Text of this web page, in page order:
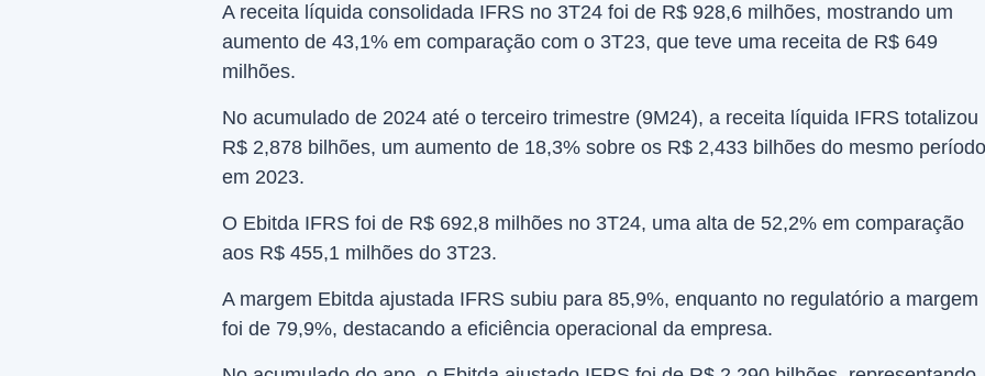
A receita líquida consolidada IFRS no 3T24 foi de R$ 928,6 milhões, mostrando um
aumento de 43,1% em comparação com o 3T23, que teve uma receita de R$ 649
milhões.
No acumulado de 2024 até o terceiro trimestre (9M24), a receita líquida IFRS totalizou
R$ 2,878 bilhões, um aumento de 18,3% sobre os R$ 2,433 bilhões do mesmo período
em 2023.
O Ebitda IFRS foi de R$ 692,8 milhões no 3T24, uma alta de 52,2% em comparação
aos R$ 455,1 milhões do 3T23.
A margem Ebitda ajustada IFRS subiu para 85,9%, enquanto no regulatório a margem
foi de 79,9%, destacando a eficiência operacional da empresa.